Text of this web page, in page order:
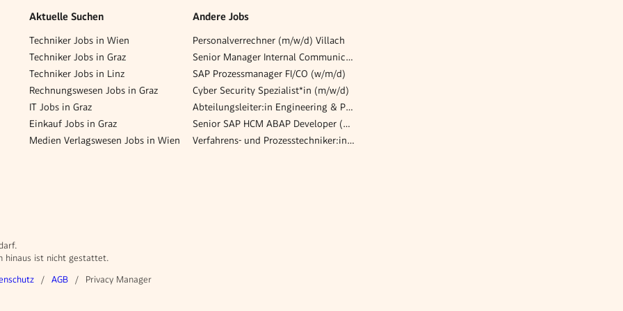
Aktuelle Suchen
Techniker Jobs in Wien
Techniker Jobs in Graz
Techniker Jobs in Linz
Rechnungswesen Jobs in Graz
IT Jobs in Graz
Einkauf Jobs in Graz
Medien Verlagswesen Jobs in Wien
Andere Jobs
Personalverrechner (m/w/d) Villach
Senior Manager Internal Communications & Public Relations (m/w/d)
SAP Prozessmanager FI/CO (w/m/d)
Cyber Security Spezialist*in (m/w/d)
Abteilungsleiter:in Engineering & Projektabwicklung - Sicherungstechnik im Bahnverkehr
Senior SAP HCM ABAP Developer (w/m/d)
Verfahrens- und Prozesstechniker:in (m/w/d)
hinaus ist nicht gestattet.
AGB Privacy Manager